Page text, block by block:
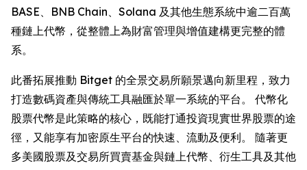
BASE、BNB Chain、Solana 及其他生態系統中逾二百萬
種鏈上代幣，從整體上為財富管理與增值建構更完整的體
系。
此番拓展推動 Bitget 的全景交易所願景邁向新里程，致力
打造數碼資產與傳統工具融匯於單一系統的平台。 代幣化
股票代幣是此策略的核心，既能打通投資現實世界股票的途
徑，又能享有加密原生平台的快速、流動及便利。 隨著更
多美國股票及交易所買賣基金與鏈上代幣、衍生工具及其他